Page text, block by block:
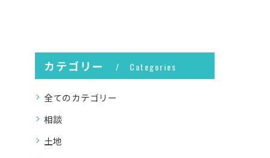
カテゴリー Categories
全てのカテゴリー
相談
土地